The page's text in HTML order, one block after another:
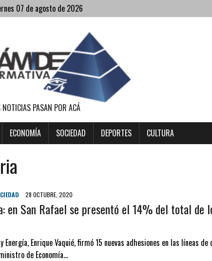
07 de agosto de 2026
PASAN POR ACÁ
ECONOMÍA SOCIEDAD DEPORTES CULTURA
28 OCTUBRE, 2020
en San Rafael se presentó el 14% del total de
Energía, Enrique Vaquié, firmó 15 nuevas adhesiones en las líneas
de Economía…